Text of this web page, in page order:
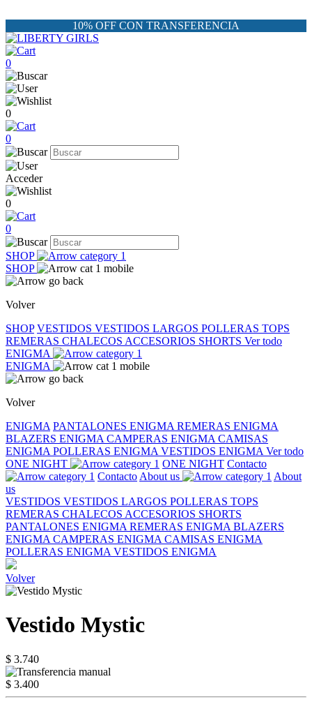
10% OFF CON TRANSFERENCIA
0
0
0
Acceder
0
0
SHOP
SHOP
Volver
SHOP VESTIDOS VESTIDOS LARGOS POLLERAS TOPS
REMERAS CHALECOS ACCESORIOS SHORTS Ver todo
ENIGMA
ENIGMA
Volver
ENIGMA PANTALONES ENIGMA REMERAS ENIGMA
BLAZERS ENIGMA CAMPERAS ENIGMA CAMISAS
ENIGMA POLLERAS ENIGMA VESTIDOS ENIGMA Ver todo
ONE NIGHT
ONE NIGHT Contacto
Contacto About us
About
us
VESTIDOS VESTIDOS LARGOS POLLERAS TOPS
REMERAS CHALECOS ACCESORIOS SHORTS
PANTALONES ENIGMA REMERAS ENIGMA BLAZERS
ENIGMA CAMPERAS ENIGMA CAMISAS ENIGMA
POLLERAS ENIGMA VESTIDOS ENIGMA
Volver
Vestido Mystic
$ 3.740
$ 3.400